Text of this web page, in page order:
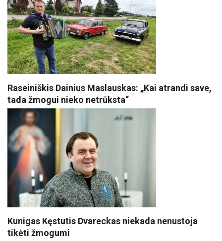
Raseiniškis Dainius Maslauskas: „Kai atrandi save,
tada žmogui nieko netrūksta“
Kunigas Kęstutis Dvareckas niekada nenustoja
tikėti žmogumi